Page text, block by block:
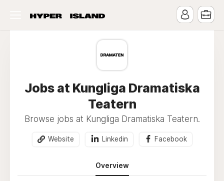
Jobs at Kungliga Dramatiska
Teatern
Browse jobs at Kungliga Dramatiska Teatern.
Website Linkedin Facebook
Overview